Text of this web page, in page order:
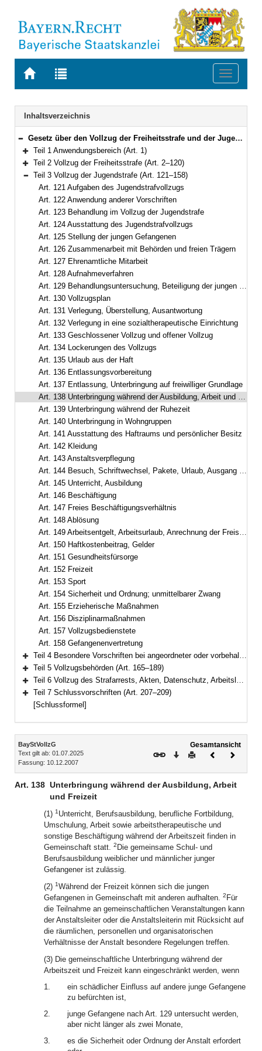
Zur
BAYERN.RECHT
Zur
letzten
Suche
Toggle
Navigation
Inhaltsverzeichnis
Bereich reduzieren
Gesetz über den Vollzug der Freiheitsstrafe und der Jugendstrafe (Bayerisches Strafvollzugsgesetz – BayStVollzG) Vom 10. Dezember 2007 (GVBl. S. 866) BayRS 312-2-1-J (Art. 1–209)
Bereich erweitern
Teil 1 Anwendungsbereich (Art. 1)
Bereich erweitern
Teil 2 Vollzug der Freiheitsstrafe (Art. 2–120)
Bereich reduzieren
Teil 3 Vollzug der Jugendstrafe (Art. 121–158)
Art. 121 Aufgaben des Jugendstrafvollzugs
Art. 122 Anwendung anderer Vorschriften
Art. 123 Behandlung im Vollzug der Jugendstrafe
Art. 124 Ausstattung des Jugendstrafvollzugs
Art. 125 Stellung der jungen Gefangenen
Art. 126 Zusammenarbeit mit Behörden und freien Trägern
Art. 127 Ehrenamtliche Mitarbeit
Art. 128 Aufnahmeverfahren
Art. 129 Behandlungsuntersuchung, Beteiligung der jungen Gefangenen, Zugangsabteilung
Art. 130 Vollzugsplan
Art. 131 Verlegung, Überstellung, Ausantwortung
Art. 132 Verlegung in eine sozialtherapeutische Einrichtung
Art. 133 Geschlossener Vollzug und offener Vollzug
Art. 134 Lockerungen des Vollzugs
Art. 135 Urlaub aus der Haft
Art. 136 Entlassungsvorbereitung
Art. 137 Entlassung, Unterbringung auf freiwilliger Grundlage
Art. 138 Unterbringung während der Ausbildung, Arbeit und Freizeit
Art. 139 Unterbringung während der Ruhezeit
Art. 140 Unterbringung in Wohngruppen
Art. 141 Ausstattung des Haftraums und persönlicher Besitz
Art. 142 Kleidung
Art. 143 Anstaltsverpflegung
Art. 144 Besuch, Schriftwechsel, Pakete, Urlaub, Ausgang und Ausführung aus wichtigem Anlass
Art. 145 Unterricht, Ausbildung
Art. 146 Beschäftigung
Art. 147 Freies Beschäftigungsverhältnis
Art. 148 Ablösung
Art. 149 Arbeitsentgelt, Arbeitsurlaub, Anrechnung der Freistellung auf den Entlassungszeitpunkt, Ausbildungsbeihilfe, Taschengeld
Art. 150 Haftkostenbeitrag, Gelder
Art. 151 Gesundheitsfürsorge
Art. 152 Freizeit
Art. 153 Sport
Art. 154 Sicherheit und Ordnung; unmittelbarer Zwang
Art. 155 Erzieherische Maßnahmen
Art. 156 Disziplinarmaßnahmen
Art. 157 Vollzugsbedienstete
Art. 158 Gefangenenvertretung
Bereich erweitern
Teil 4 Besondere Vorschriften bei angeordneter oder vorbehaltener Sicherungsverwahrung (Art. 159–164)
Bereich erweitern
Teil 5 Vollzugsbehörden (Art. 165–189)
Bereich erweitern
Teil 6 Vollzug des Strafarrests, Akten, Datenschutz, Arbeitslosenversicherung (Art. 190–206)
Bereich erweitern
Teil 7 Schlussvorschriften (Art. 207–209)
[Schlussformel]
Inhalt
BayStVollzG
Text gilt ab: 01.07.2025
Fassung: 10.12.2007
Gesamtansicht
Download
DruckenVorheriges
Art. 138 Unterbringung während der Ausbildung, Arbeit
und Freizeit
(1) 1Unterricht, Berufsausbildung, berufliche Fortbildung,
Umschulung, Arbeit sowie arbeitstherapeutische und
sonstige Beschäftigung während der Arbeitszeit finden in
Gemeinschaft statt. 2 Die gemeinsame Schul- und
Berufsausbildung weiblicher und männlicher junger
Gefangener ist zulässig.
(2) 1Während der Freizeit können sich die jungen
Gefangenen in Gemeinschaft mit anderen aufhalten. 2 Für
die Teilnahme an gemeinschaftlichen Veranstaltungen kann
der Anstaltsleiter oder die Anstaltsleiterin mit Rücksicht auf
die räumlichen, personellen und organisatorischen
Verhältnisse der Anstalt besondere Regelungen treffen.
(3) Die gemeinschaftliche Unterbringung während der
Arbeitszeit und Freizeit kann eingeschränkt werden, wenn
1.
ein schädlicher Einfluss auf andere junge Gefangene
zu befürchten ist,
2.
junge Gefangene nach Art. 129 untersucht werden,
aber nicht länger als zwei Monate,
3.
es die Sicherheit oder Ordnung der Anstalt erfordert